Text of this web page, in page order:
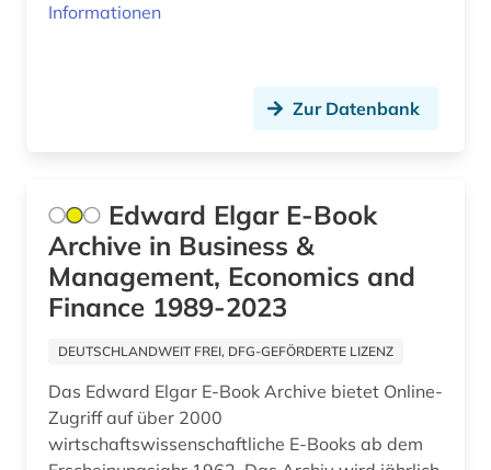
Informationen
Zur Datenbank
Edward Elgar E-Book
Archive in Business &
Management, Economics and
Finance 1989-2023
DEUTSCHLANDWEIT FREI, DFG-GEFÖRDERTE LIZENZ
Das Edward Elgar E-Book Archive bietet Online-
Zugriff auf über 2000
wirtschaftswissenschaftliche E-Books ab dem